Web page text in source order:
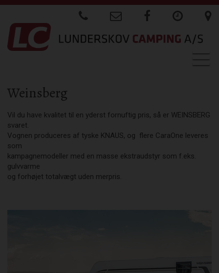
Weinsberg
Vil du have kvalitet til en yderst fornuftig pris, så er WEINSBERG
svaret.
Vognen produceres af tyske KNAUS, og flere CaraOne leveres
som
kampagnemodeller med en masse ekstraudstyr som f.eks.
gulvvarme
og forhøjet totalvægt uden merpris.